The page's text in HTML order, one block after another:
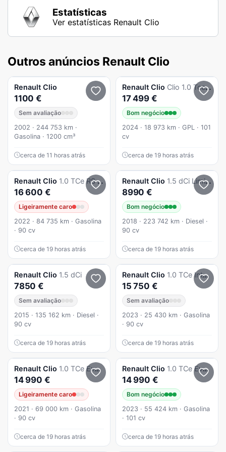
Estatísticas
Ver estatísticas Renault Clio
Outros anúncios Renault Clio
Renault Clio
1100 €
Sem avaliação
2002 · 244 753 km ·
Gasolina · 1200 cm³
cerca de 11 horas atrás
Renault Clio Clio 1.0 Tce Evolution Bi-Fuel
17 499 €
Bom negócio
2024 · 18 973 km · GPL · 101
cv
cerca de 19 horas atrás
Renault Clio 1.0 TCe RS Line
16 600 €
Ligeiramente caro
2022 · 84 735 km · Gasolina
· 90 cv
cerca de 19 horas atrás
Renault Clio 1.5 dCi Limited EDition
8990 €
Bom negócio
2018 · 223 742 km · Diesel ·
90 cv
cerca de 19 horas atrás
Renault Clio 1.5 dCi
7850 €
Sem avaliação
2015 · 135 162 km · Diesel ·
90 cv
cerca de 19 horas atrás
Renault Clio 1.0 TCe Intens
15 750 €
Sem avaliação
2023 · 25 430 km · Gasolina
· 90 cv
cerca de 19 horas atrás
Renault Clio 1.0 TCe Exclusive CVT
14 990 €
Ligeiramente caro
2021 · 69 000 km · Gasolina
· 90 cv
cerca de 19 horas atrás
Renault Clio 1.0 TCe Evolution Bi-Fuel
14 990 €
Bom negócio
2023 · 55 424 km · Gasolina
· 101 cv
cerca de 19 horas atrás